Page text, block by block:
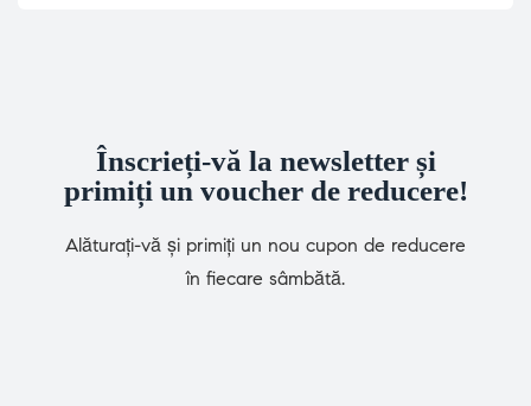
Înscrieți-vă la newsletter și
primiți un voucher de reducere!
Alăturați-vă și primiți un nou cupon de reducere
în fiecare sâmbătă.